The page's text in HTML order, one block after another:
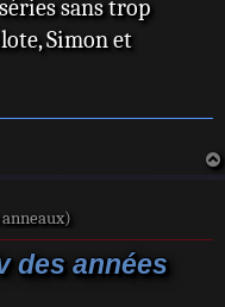
sans trop
Simon et
anneaux)
des années